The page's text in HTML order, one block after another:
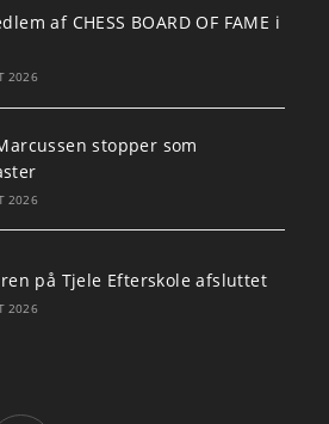
af CHESS BOARD OF FAME i
2026
stopper som
2026
på Tjele Efterskole afsluttet
2026